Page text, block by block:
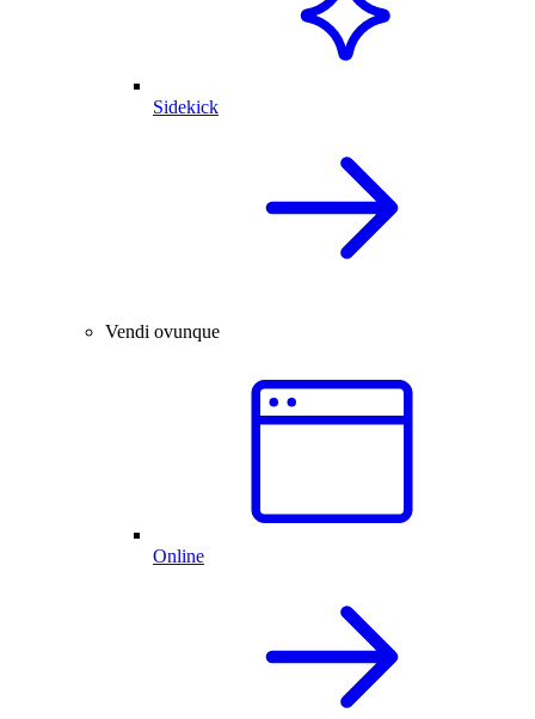
Sidekick
Vendi ovunque
Online